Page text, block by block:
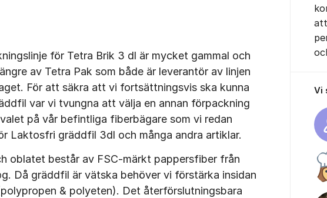
för Tetra Brik 3 dl är mycket gammal och
av Tetra Pak som både är leverantör av linjen
För att säkra att vi fortsättningsvis ska kunna
var vi tvungna att välja en annan förpackning
på vår befintliga fiberbägare som vi redan
Laktosfri gräddfil 3dl och många andra artiklar.
oblatet består av FSC-märkt pappersfiber från
Då gräddfil är vätska behöver vi förstärka insidan
& polyeten). Det återförslutningsbara
Vi